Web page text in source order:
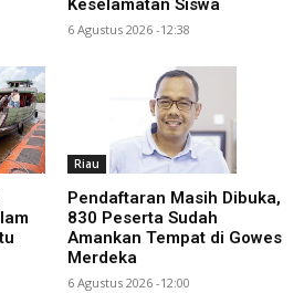
Keselamatan Siswa
6 Agustus 2026 -12:38
Riau
Pendaftaran Masih Dibuka,
830 Peserta Sudah
Amankan Tempat di Gowes
Merdeka
6 Agustus 2026 -12:00